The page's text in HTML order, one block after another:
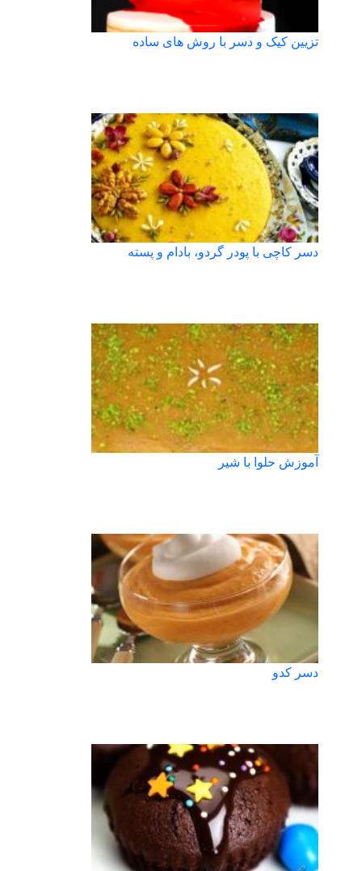
تزیین کیک و دسر با روش های ساده
دسر کاچی با پودر گردو، بادام و پسته
آموزش حلوا با شیر
دسر کدو